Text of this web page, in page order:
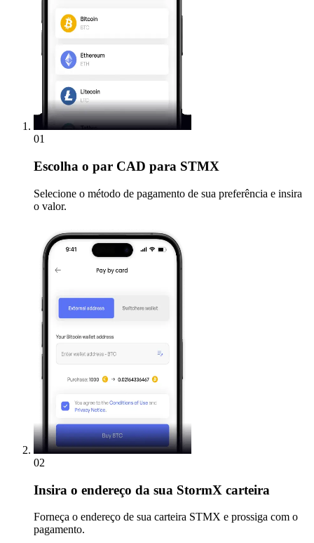
01
Escolha o par CAD para STMX
Selecione o método de pagamento de sua preferência e insira
o valor.
02
Insira o endereço da sua StormX carteira
Forneça o endereço de sua carteira STMX e prossiga com o
pagamento.